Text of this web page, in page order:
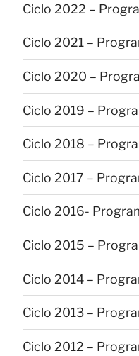
Ciclo 2022 –
Ciclo 2021 –
Ciclo 2020 –
Ciclo 2019 –
Ciclo 2018 –
Ciclo 2017 –
Ciclo 2016-
Ciclo 2015 –
Ciclo 2014 –
Ciclo 2013 –
Ciclo 2012 –